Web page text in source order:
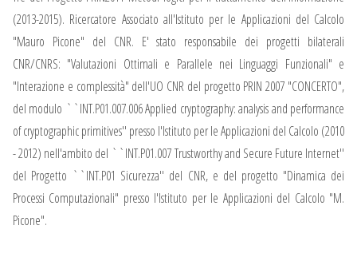
(2013-2015). Ricercatore Associato all'Istituto per le Applicazioni del Calcolo
"Mauro Picone" del CNR. E' stato responsabile dei progetti bilaterali
CNR/CNRS: "Valutazioni Ottimali e Parallele nei Linguaggi Funzionali" e
"Interazione e complessità" dell'UO CNR del progetto PRIN 2007 "CONCERTO",
del modulo ``INT.P01.007.006 Applied cryptography: analysis and performance
of cryptographic primitives'' presso l'Istituto per le Applicazioni del Calcolo (2010
- 2012) nell'ambito del ``INT.P01.007 Trustworthy and Secure Future Internet''
del Progetto ``INT.P01 Sicurezza'' del CNR, e del progetto "Dinamica dei
Processi Computazionali" presso l'Istituto per le Applicazioni del Calcolo "M.
Picone".